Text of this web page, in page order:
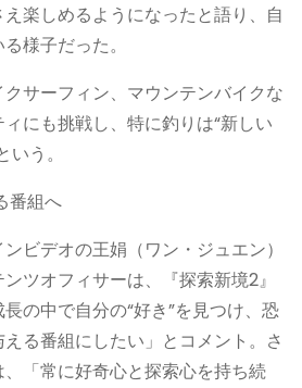
楽しめるようになったと語り、自
様子だった。
サーフィン、マウンテンバイクな
にも挑戦し、特に釣りは“新しい
う。
番組へ
ビデオの王娟（ワン・ジュエン）
ツオフィサーは、『探索新境2』
の中で自分の“好き”を見つけ、恐
る番組にしたい」とコメント。さ
「常に好奇心と探索心を持ち続